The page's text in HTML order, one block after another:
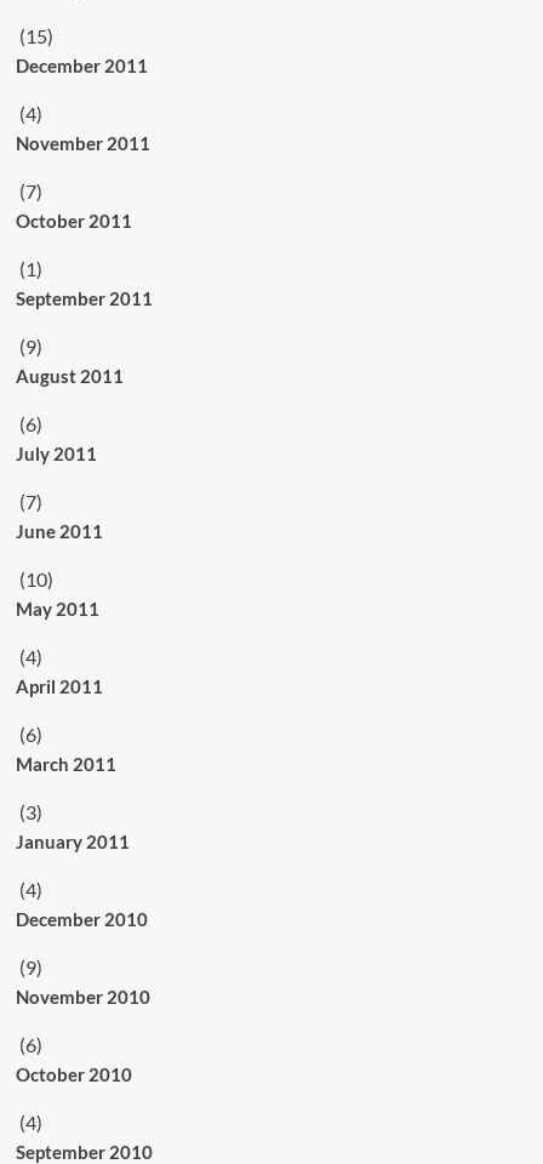
(15)
December 2011
(4)
November 2011
(7)
October 2011
(1)
September 2011
(9)
August 2011
(6)
July 2011
(7)
June 2011
(10)
May 2011
(4)
April 2011
(6)
March 2011
(3)
January 2011
(4)
December 2010
(9)
November 2010
(6)
October 2010
(4)
September 2010